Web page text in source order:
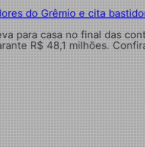
do Grêmio e cita
para casa no final das
R$ 48,1 milhões.